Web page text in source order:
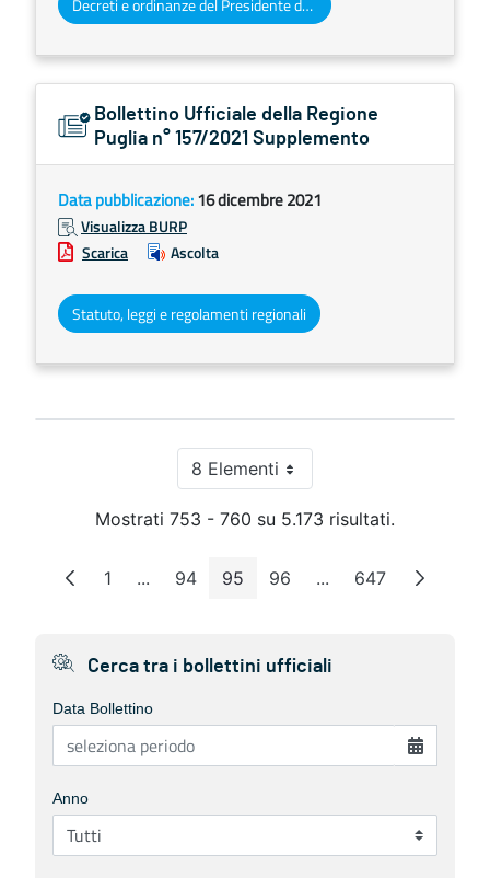
Decreti e ordinanze del Presidente della Giunta regionale
Bollettino Ufficiale della Regione
Puglia n° 157/2021 Supplemento
Data pubblicazione:16 dicembre 2021
Visualizza BURP
Scarica
Ascolta
Statuto, leggi e regolamenti regionali
8 ElementiPer pagina
Mostrati 753 - 760 su 5.173 risultati.
Pagina
1 ...Pagine intermedie
Pagina
94 Pagina
95 Pagina
96 ...Pagine intermedie
Pagina
647
Cerca tra i bollettini ufficiali
Data Bollettino
Anno